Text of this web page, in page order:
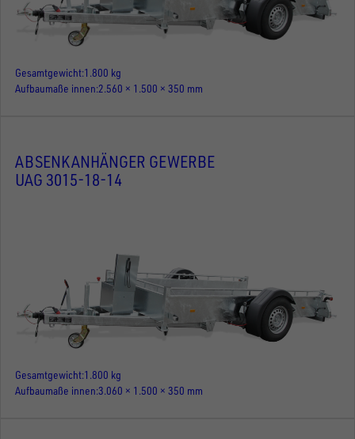
Gesamtgewicht 1.800 kg
Aufbaumaße innen 2.560 × 1.500 × 350 mm
ABSENKANHÄNGER GEWERBE
UAG 3015-18-14
Gesamtgewicht 1.800 kg
Aufbaumaße innen 3.060 × 1.500 × 350 mm